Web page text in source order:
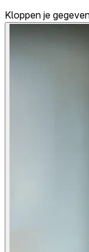
Kloppen je